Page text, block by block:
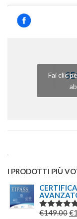
Fai clic
I PRODOTTI PIÙ
VALUTATO
€149.00IL
€